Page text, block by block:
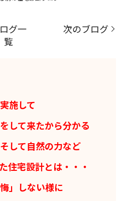
グ一
覧
次のブログ
施して
して来たから分かる
して自然の力など
住宅設計とは・・・
」しない様に